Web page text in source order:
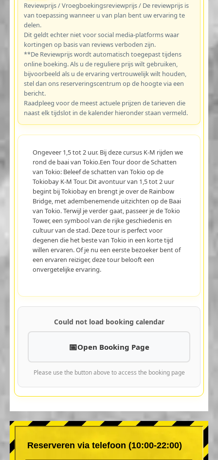
Reviewprijs / Vroegboekingsreviewprijs / De reviewprijs is
van toepassing wanneer u van plan bent uw ervaring te
delen.
Dit geldt echter niet voor social media-platforms waar
kortingen op basis van reviews verboden zijn.
**De Reviewprijs wordt automatisch toegepast tijdens
online boeking. Als u de reguliere prijs wilt gebruiken,
bijvoorbeeld als u de ervaring vertrouwelijk wilt houden,
stel dan ons reserveringscentrum op de hoogte via een
bericht.
Raadpleeg voor de meest actuele prijzen de tarieven die
naast elk tijdslot in de kalender hieronder staan vermeld.
Ongeveer 1,5 tot 2 uur. Bij deze cursus K-M rijden we
rond de baai van Tokio.Een Tour door de Schatten
van Tokio: Beleef de schatten van Tokio op de
Tokiobay K-M Tour. Dit avontuur van 1,5 tot 2 uur
begint bij Tokiobay en brengt je over de Rainbow
Bridge, met adembenemende uitzichten op de Baai
van Tokio. Terwijl je verder gaat, passeer je de Tokio
Tower, een symbool van de rijke geschiedenis en
cultuur van de stad. Deze tour is perfect voor
degenen die het beste van Tokio in een korte tijd
willen ervaren. Of je nu een eerste bezoeker bent of
een ervaren reiziger, deze tour belooft een
onvergetelijke ervaring.
Could not load booking calendar
Open Booking Page
Please use the button above to access the booking page
Reserveren via telefoon (10:00-22:00)